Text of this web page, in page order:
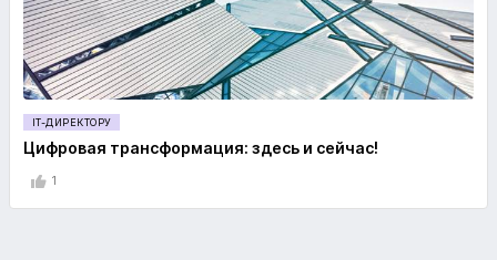
IT-ДИРЕКТОРУ
Цифровая трансформация: здесь и сейчас!
1